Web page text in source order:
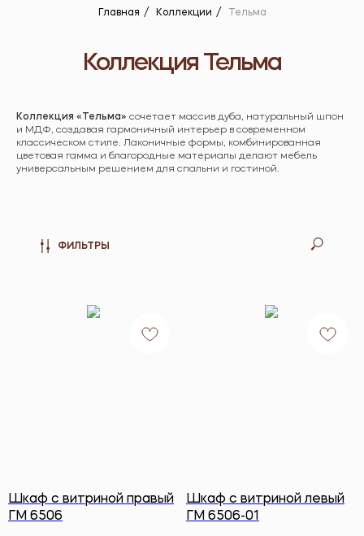
Главная / Коллекции / Тельма
Коллекция Тельма
Коллекция «Тельма» сочетает массив дуба, натуральный шпон
и МДФ, создавая гармоничный интерьер в современном
классическом стиле. Лаконичные формы, комбинированная
цветовая гамма и благородные материалы делают мебель
универсальным решением для спальни и гостиной.
ФИЛЬТРЫ
Шкаф с витриной правый
ГМ 6506
Шкаф с витриной левый
ГМ 6506-01